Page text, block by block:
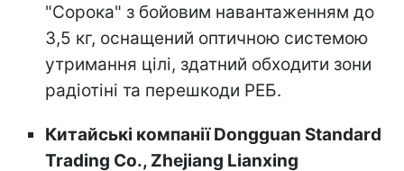
"Сорока" з бойовим навантаженням до
3,5 кг, оснащений оптичною системою
утримання цілі, здатний обходити зони
радіотіні та перешкоди РЕБ.
Китайські компанії Dongguan Standard
Trading Co., Zhejiang Lianxing